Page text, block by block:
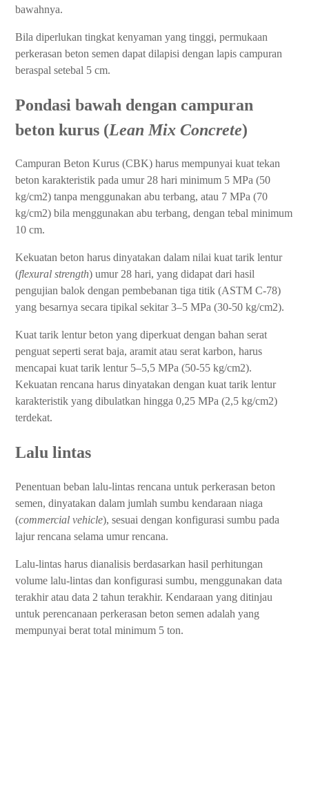
bawahnya.
Bila diperlukan tingkat kenyaman yang tinggi, permukaan
perkerasan beton semen dapat dilapisi dengan lapis campuran
beraspal setebal 5 cm.
Pondasi bawah dengan campuran
beton kurus (Lean Mix Concrete)
Campuran Beton Kurus (CBK) harus mempunyai kuat tekan
beton karakteristik pada umur 28 hari minimum 5 MPa (50
kg/cm2) tanpa menggunakan abu terbang, atau 7 MPa (70
kg/cm2) bila menggunakan abu terbang, dengan tebal minimum
10 cm.
Kekuatan beton harus dinyatakan dalam nilai kuat tarik lentur
(flexural strength) umur 28 hari, yang didapat dari hasil
pengujian balok dengan pembebanan tiga titik (ASTM C-78)
yang besarnya secara tipikal sekitar 3–5 MPa (30-50 kg/cm2).
Kuat tarik lentur beton yang diperkuat dengan bahan serat
penguat seperti serat baja, aramit atau serat karbon, harus
mencapai kuat tarik lentur 5–5,5 MPa (50-55 kg/cm2).
Kekuatan rencana harus dinyatakan dengan kuat tarik lentur
karakteristik yang dibulatkan hingga 0,25 MPa (2,5 kg/cm2)
terdekat.
Lalu lintas
Penentuan beban lalu-lintas rencana untuk perkerasan beton
semen, dinyatakan dalam jumlah sumbu kendaraan niaga
(commercial vehicle), sesuai dengan konfigurasi sumbu pada
lajur rencana selama umur rencana.
Lalu-lintas harus dianalisis berdasarkan hasil perhitungan
volume lalu-lintas dan konfigurasi sumbu, menggunakan data
terakhir atau data 2 tahun terakhir. Kendaraan yang ditinjau
untuk perencanaan perkerasan beton semen adalah yang
mempunyai berat total minimum 5 ton.